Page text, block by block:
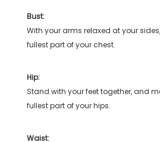
Bust:
With your arms relaxed at your
fullest part of your chest.
Hip:
Stand with your feet together, and
fullest part of your hips.
Waist: